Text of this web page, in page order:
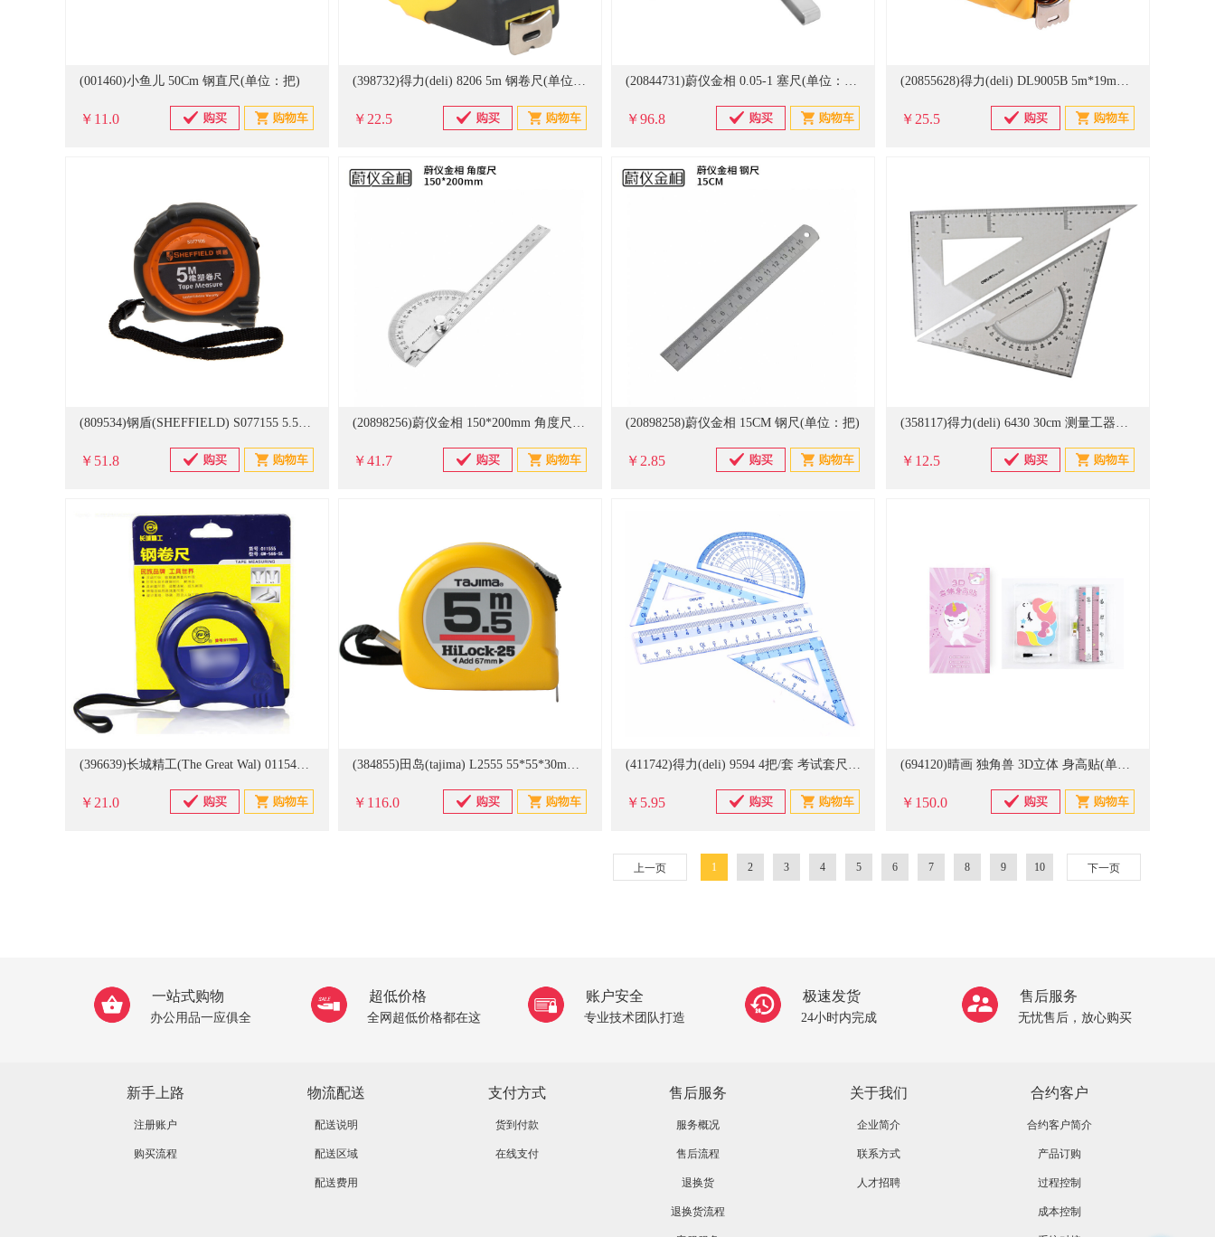
(001460)小鱼儿 50Cm 钢直尺(单位：把)
￥11.0
(398732)得力(deli) 8206 5m 钢卷尺(单位：个)
￥22.5
(20844731)蔚仪金相 0.05-1 塞尺(单位：套)
￥96.8
(20855628)得力(deli) DL9005B 5m*19mm 卷尺 黄色(单位：个)
￥25.5
(809534)钢盾(SHEFFIELD) S077155 5.5m 橡塑卷尺(单位：把)
￥51.8
(20898256)蔚仪金相 150*200mm 角度尺(单位：把)
￥41.7
(20898258)蔚仪金相 15CM 钢尺(单位：把)
￥2.85
(358117)得力(deli) 6430 30cm 测量工器具 透明(单位：套)
￥12.5
(396639)长城精工(The Great Wal) 011543 3m 卷尺(单位：把)
￥21.0
(384855)田岛(tajima) L2555 55*55*30mm 5.5m卷尺(单位：个)
￥116.0
(411742)得力(deli) 9594 4把/套 考试套尺四件套 三角板直尺量角器 蓝色(单位：套)
￥5.95
(694120)晴画 独角兽 3D立体 身高贴(单位：套)
￥150.0
上一页 1 2 3 4 5 6 7 8 9 10 下一页
一站式购物
办公用品一应俱全
超低价格
全网超低价格都在这
账户安全
专业技术团队打造
极速发货
24小时内完成
售后服务
无忧售后，放心购买
新手上路
注册账户
购买流程
物流配送
配送说明
配送区域
配送费用
支付方式
货到付款
在线支付
售后服务
服务概况
售后流程
退换货
退换货流程
关于我们
企业简介
联系方式
人才招聘
合约客户
合约客户简介
产品订购
过程控制
成本控制